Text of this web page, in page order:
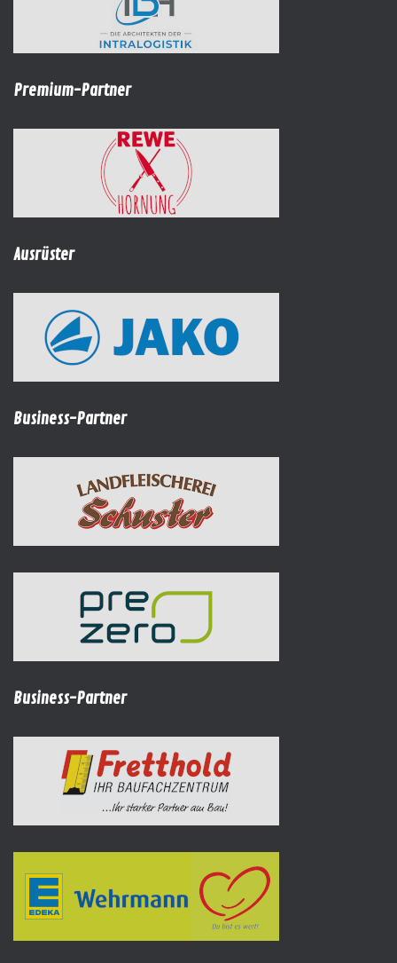
Premium-Partner
Ausrüster
Business-Partner
Business-Partner